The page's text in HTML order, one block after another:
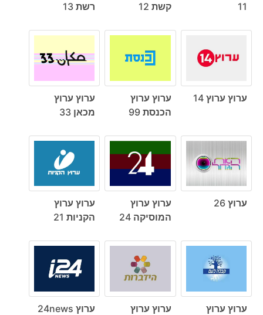
11
קשת 12
רשת 13
ערוץ ערוץ 14
ערוץ ערוץ
הכנסת 99
ערוץ ערוץ
מכאן 33
ערוץ 26
ערוץ ערוץ
המוסיקה 24
ערוץ ערוץ
הקניות 21
ערוץ ערוץ
ערוץ ערוץ
ערוץ 24news